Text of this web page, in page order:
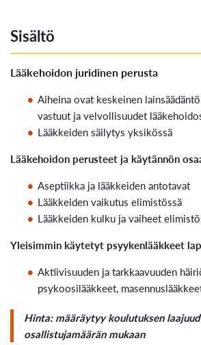
Sisältö
Lääkehoidon juridinen perusta
Aiheina ovat keskeinen
vastuut ja velvollisuudet
Lääkkeiden säilytys yksikössä
Lääkehoidon perusteet ja käytännön
Aseptiikka ja lääkkeiden antotavat
Lääkkeiden vaikutus elimistössä
Lääkkeiden kulku ja vaiheet
Yleisimmin käytetyt psyykenlääkkeet
Aktiivisuuden ja tarkkaavuuden
psykoosilääkkeet,
Hinta: määräytyy koulutuksen
osallistujamäärän mukaan